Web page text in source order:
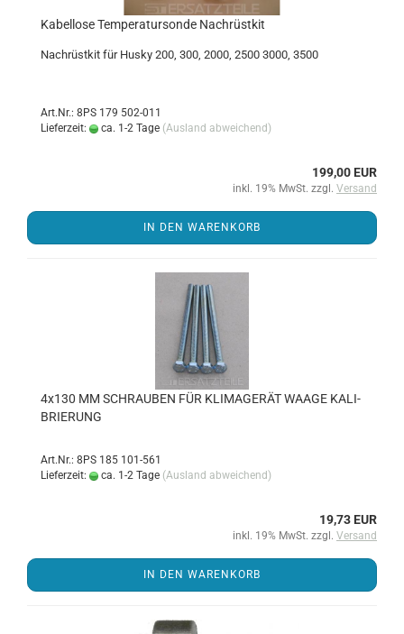
Ka­bel­lo­se Tem­pe­ra­tur­son­de Nach­rüst­kit
Nach­rüst­kit für Husky 200, 300, 2000, 2500 3000, 3500
Art.Nr.: 8PS 179 502-011
Lieferzeit:
ca. 1-2 Tage (Ausland abweichend)
199,00 EUR
inkl. 19% MwSt. zzgl. Versand
IN DEN WARENKORB
4x130 MM SCHRAU­BEN FÜR KLI­MA­GE­RÄT WAAGE KA­LI­
BRIE­RUNG
Art.Nr.: 8PS 185 101-561
Lieferzeit:
ca. 1-2 Tage (Ausland abweichend)
19,73 EUR
inkl. 19% MwSt. zzgl. Versand
IN DEN WARENKORB